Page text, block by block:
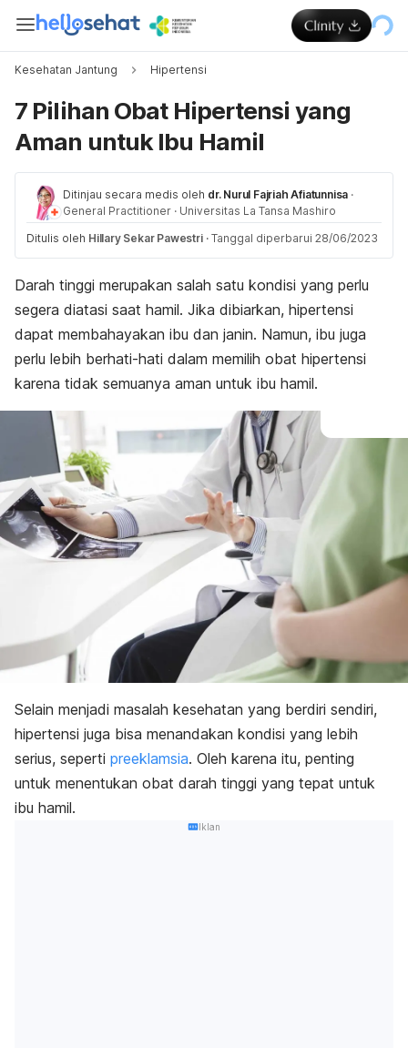
Kesehatan Jantung Hipertensi
7 Pilihan Obat Hipertensi yang
Aman untuk Ibu Hamil
Ditinjau secara medis oleh dr. Nurul Fajriah Afiatunnisa ·
General Practitioner · Universitas La Tansa Mashiro
Ditulis oleh Hillary Sekar Pawestri · Tanggal diperbarui 28/06/2023
Darah tinggi merupakan salah satu kondisi yang perlu
segera diatasi saat hamil. Jika dibiarkan, hipertensi
dapat membahayakan ibu dan janin. Namun, ibu juga
perlu lebih berhati-hati dalam memilih obat hipertensi
karena tidak semuanya aman untuk ibu hamil.
Selain menjadi masalah kesehatan yang berdiri sendiri,
hipertensi juga bisa menandakan kondisi yang lebih
serius, seperti preeklamsia. Oleh karena itu, penting
untuk menentukan obat darah tinggi yang tepat untuk
ibu hamil.
Iklan